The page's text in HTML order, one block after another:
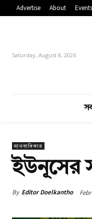
Advertise About Events
Saturday, August 8, 2026
মানবাধিকার
ইউনূসের
By Editor Doelkantho